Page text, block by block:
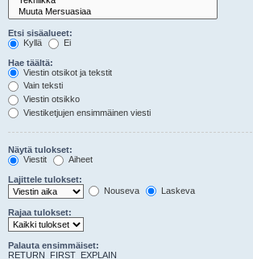
Etsi sisäalueet:
Kyllä
Ei
Hae täältä:
Viestin otsikot ja tekstit
Vain teksti
Viestin otsikko
Viestiketjujen ensimmäinen viesti
Näytä tulokset:
Viestit
Aiheet
Lajittele tulokset:
Nouseva
Laskeva
Rajaa tulokset:
Palauta ensimmäiset:
RETURN_FIRST_EXPLAIN